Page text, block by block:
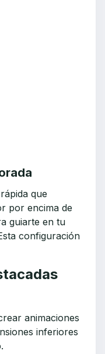
que
por encima de
guiarte en tu
configuración
animaciones
inferiores